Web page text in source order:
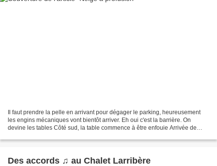
Il faut prendre la pelle en arrivant pour dégager le parking, heureusement
les engins mécaniques vont bientôt arriver. Eh oui c'est la barrière. On
devine les tables Côté sud, la table commence à être enfouie Arrivée de
Des accords ♫ au Chalet Larribère